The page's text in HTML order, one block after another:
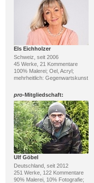
Els Eichholzer
Schweiz, seit 2006
45 Werke, 21 Kommentare
100% Malerei; Oel, Acryl;
mehrheitlich: Gegenwartskunst
pro-Mitgliedschaft:
Ulf Göbel
Deutschland, seit 2012
251 Werke, 122 Kommentare
90% Malerei, 10% Fotografie;